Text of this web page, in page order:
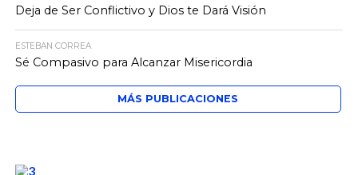
Deja de Ser Conflictivo y Dios te Dará Visión
ESTEBAN CORREA
Sé Compasivo para Alcanzar Misericordia
MÁS PUBLICACIONES